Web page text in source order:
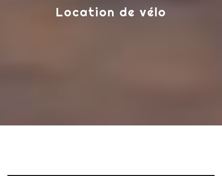
Location de vélo